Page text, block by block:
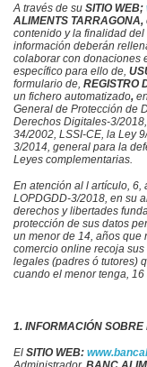
A través de su SITIO WEB;
ALIMENTS TARRAGONA,
contenido y la finalidad del
información deberán
colaborar con donaciones
específico para ello de,
formulario de, REGISTRO
un fichero automatizado,
General de Protección de
Derechos Digitales-3/
34/2002, LSSI-CE, la Ley
3/2014, general para la
Leyes complementarias.
En atención al l artículo, 6,
LOPDGDD-3/2018, en su
derechos y libertades
protección de sus datos
un menor de 14, años que
comercio online recoja
legales (padres ó tutores)
cuando el menor tenga,
1. INFORMACIÓN SOBRE
El SITIO WEB: